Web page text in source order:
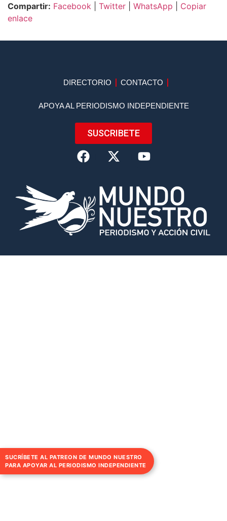
Compartir: Facebook Twitter WhatsApp
Copiar
enlace
DIRECTORIO CONTACTO
APOYA AL PERIODISMO INDEPENDIENTE
SUSCRIBETE
SUCRÍBETE AL PATREON DE MUNDO NUESTRO
PARA APOYAR AL PERIODISMO INDEPENDIENTE